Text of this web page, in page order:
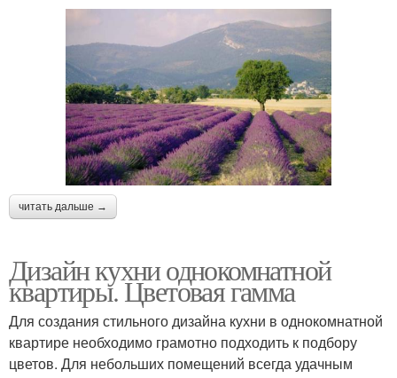
читать дальше →
Дизайн кухни однокомнатной
квартиры. Цветовая гамма
Для создания стильного дизайна кухни в однокомнатной
квартире необходимо грамотно подходить к подбору
цветов. Для небольших помещений всегда удачным